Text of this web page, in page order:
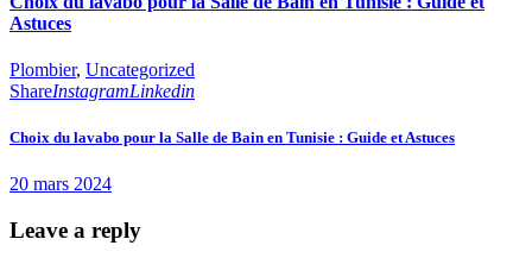
Astuces
Plombier, Uncategorized
ShareInstagramLinkedin
Choix du lavabo pour la Salle de Bain en Tunisie : Guide et Astuces
20 mars 2024
Leave a reply